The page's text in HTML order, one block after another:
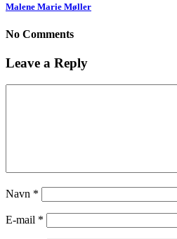
Malene Marie Møller
No Comments
Leave a Reply
Navn *
E-mail *